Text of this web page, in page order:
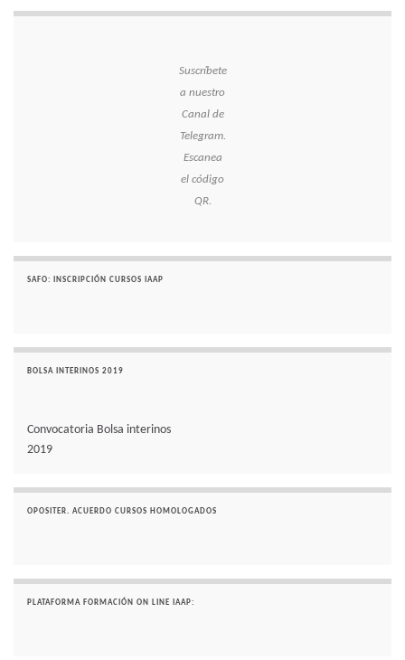
Suscríbete
a nuestro
Canal de
Telegram.
Escanea
el código
QR.
SAFO: INSCRIPCIÓN CURSOS IAAP
BOLSA INTERINOS 2019
Convocatoria Bolsa interinos
2019
OPOSITER. ACUERDO CURSOS HOMOLOGADOS
PLATAFORMA FORMACIÓN ON LINE IAAP: